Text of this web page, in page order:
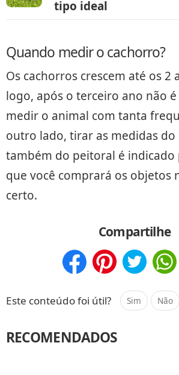
tipo ideal
Quando medir o cachorro?
Os cachorros crescem até os 2
logo, após o terceiro ano não é
medir o animal com tanta
outro lado, tirar as medidas do
também do peitoral é
que você comprará os objetos
certo.
Compartilhe
Este conteúdo foi útil? Sim Não
RECOMENDADOS